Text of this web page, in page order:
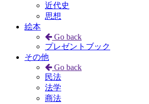
近代史
思想
絵本
Go back
プレゼントブック
その他
Go back
民法
法学
商法